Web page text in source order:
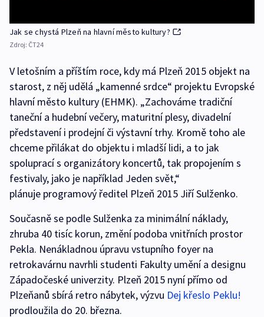
Jak se chystá Plzeň na hlavní město kultury?
Zdroj: ČT24
V letošním a příštím roce, kdy má Plzeň 2015 objekt na
starost, z něj udělá „kamenné srdce“ projektu Evropské
hlavní město kultury (EHMK). „Zachováme tradiční
taneční a hudební večery, maturitní plesy, divadelní
představení i prodejní či výstavní trhy. Kromě toho ale
chceme přilákat do objektu i mladší lidi, a to jak
spoluprací s organizátory koncertů, tak propojením s
festivaly, jako je například Jeden svět,“
plánuje programový ředitel Plzeň 2015 Jiří Sulženko.
Současně se podle Sulženka za minimální náklady,
zhruba 40 tisíc korun, změní podoba vnitřních prostor
Pekla. Nenákladnou úpravu vstupního foyer na
retrokavárnu navrhli studenti Fakulty umění a designu
Západočeské univerzity. Plzeň 2015 nyní přímo od
Plzeňanů sbírá retro nábytek, výzvu Dej křeslo Peklu!
prodloužila do 20. března.